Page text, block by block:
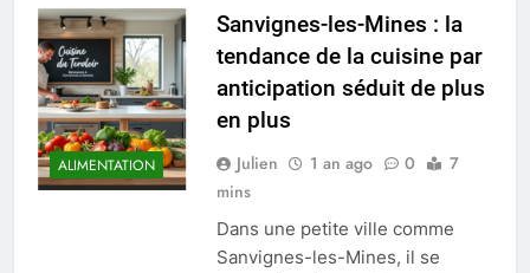
ALIMENTATION
Sanvignes-les-Mines : la
tendance de la cuisine par
anticipation séduit de plus
en plus
Julien 1 an ago 0
7
mins
Dans une petite ville comme
Sanvignes-les-Mines, il se